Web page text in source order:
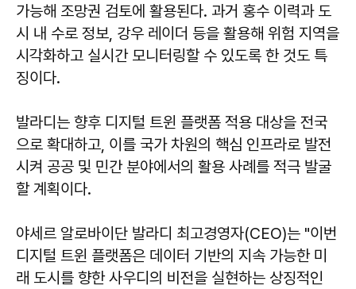
가능해 조망권 검토에 활용된다. 과거 홍수 이력과 도
시 내 수로 정보, 강우 레이더 등을 활용해 위험 지역을
시각화하고 실시간 모니터링할 수 있도록 한 것도 특
징이다.
발라디는 향후 디지털 트윈 플랫폼 적용 대상을 전국
으로 확대하고, 이를 국가 차원의 핵심 인프라로 발전
시켜 공공 및 민간 분야에서의 활용 사례를 적극 발굴
할 계획이다.
야세르 알로바이단 발라디 최고경영자(CEO)는 "이번
디지털 트윈 플랫폼은 데이터 기반의 지속 가능한 미
래 도시를 향한 사우디의 비전을 실현하는 상징적인